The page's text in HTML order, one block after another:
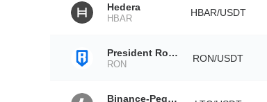
Hedera
HBAR
HBAR/USDT
President Ron DeSantis
RON
RON/USDT
Binance-Peg Litecoin